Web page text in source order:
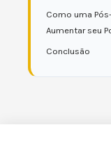
Como uma
Aumentar seu
Conclusão